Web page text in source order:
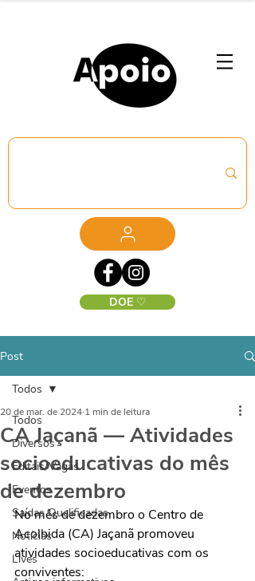
DOE ♡
Post
Todos
Diversos
Editais/Vagas
Eventos
Saídas Qualificadas
Notícias
Lives
Todos
CA Jaçanã — Atividades
socioeducativas do mês
de dezembro
20 de mar. de 2024 1 min de leitura
No mês de dezembro o Centro de
Acolhida (CA) Jaçanã promoveu
atividades socioeducativas com os
conviventes: